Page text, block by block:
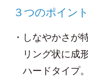
３つのポイン
・しなやかさが
リング状に成
ハードタイプ。